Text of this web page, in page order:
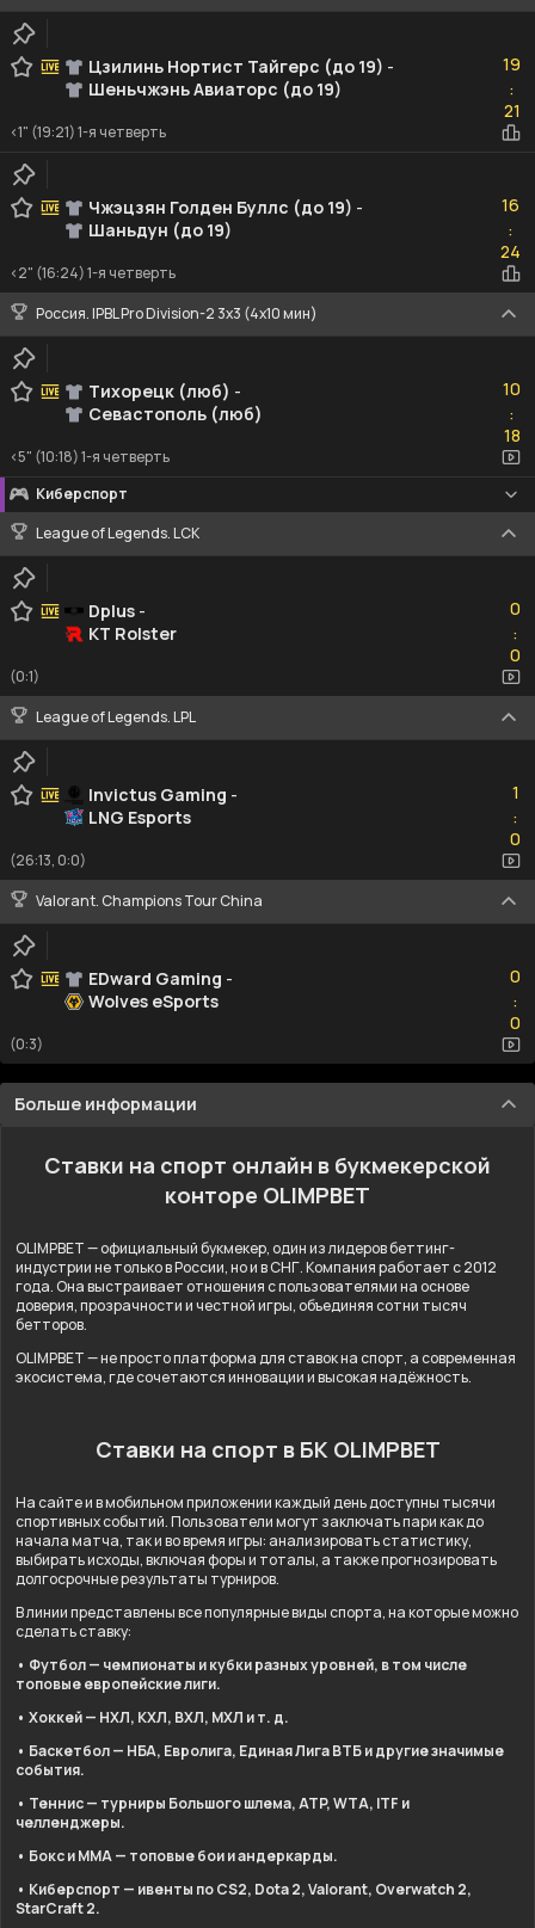
Цзилинь Нортист Тайгерс (до 19) -
Шеньчжэнь Авиаторс (до 19)
19
:21
21
<1" (19:21) 1-я четверть
Чжэцзян Голден Буллс (до 19) -
Шаньдун (до 19)
16
:24
24
<2" (16:24) 1-я четверть
Россия. IPBL Pro Division-2 3x3 (4x10 мин)
Тихорецк (люб) -
Севастополь (люб)
10
:18
18
<5" (10:18) 1-я четверть
Киберспорт
League of Legends. LCK
Dplus -
KT Rolster
0
:0
0
(0:1)
League of Legends. LPL
Invictus Gaming -
LNG Esports
1
:0
0
(26:13, 0:0)
Valorant. Champions Tour China
EDward Gaming -
Wolves eSports
0
:0
0
(0:3)
Больше информации
Ставки на спорт онлайн в букмекерской
конторе OLIMPBET
OLIMPBET — официальный букмекер, один из лидеров беттинг-
индустрии не только в России, но и в СНГ. Компания работает с 2012
года. Она выстраивает отношения с пользователями на основе
доверия, прозрачности и честной игры, объединяя сотни тысяч
бетторов.
OLIMPBET — не просто платформа для ставок на спорт, а современная
экосистема, где сочетаются инновации и высокая надёжность.
Ставки на спорт в БК OLIMPBET
На сайте и в мобильном приложении каждый день доступны тысячи
спортивных событий. Пользователи могут заключать пари как до
начала матча, так и во время игры: анализировать статистику,
выбирать исходы, включая форы и тоталы, а также прогнозировать
долгосрочные результаты турниров.
В линии представлены все популярные виды спорта, на которые можно
сделать ставку:
• Футбол — чемпионаты и кубки разных уровней, в том числе
топовые европейские лиги.
• Хоккей — НХЛ, КХЛ, ВХЛ, МХЛ и т. д.
• Баскетбол — НБА, Евролига, Единая Лига ВТБ и другие значимые
события.
• Теннис — турниры Большого шлема, ATP, WTA, ITF и
челленджеры.
• Бокс и ММА — топовые бои и андеркарды.
• Киберспорт — ивенты по CS2, Dota 2, Valorant, Overwatch 2,
StarCraft 2.